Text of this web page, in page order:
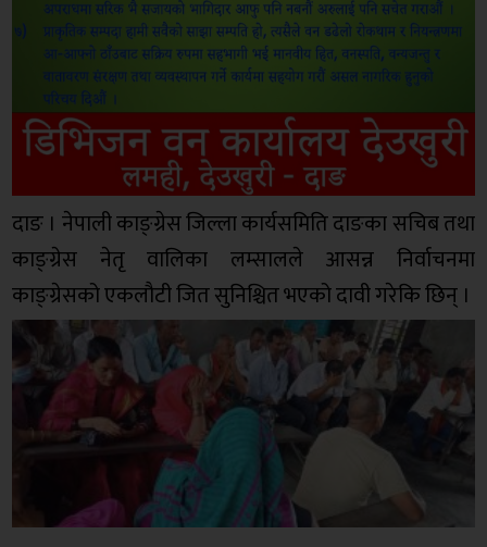
दाङ । नेपाली काङ्ग्रेस जिल्ला कार्यसमिति दाङका सचिब तथा
काङ्ग्रेस नेतृ वालिका लम्सालले आसन्न निर्वाचनमा
काङ्ग्रेसको एकलौटी जित सुनिश्चित भएको दावी गरेकि छिन् ।